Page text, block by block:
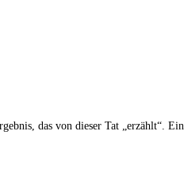
das von dieser Tat „erzählt“.